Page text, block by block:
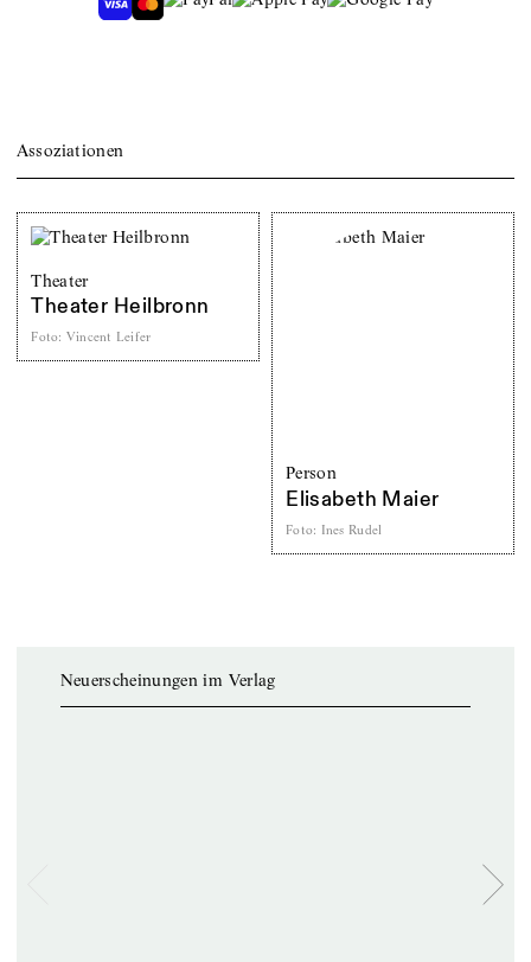
Assoziationen
Theater
Theater Heilbronn
Foto: Vincent Leifer
Person
Elisabeth Maier
Foto: Ines Rudel
Neuerscheinungen im Verlag